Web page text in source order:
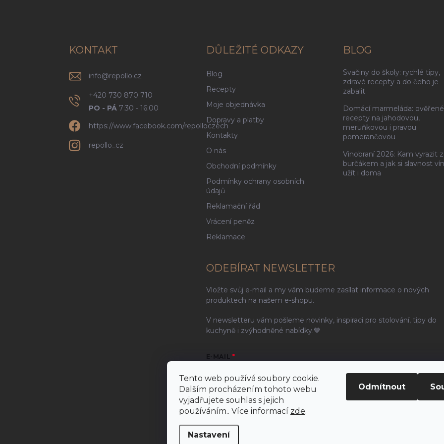
Tento web používá soubory cookie.
Dalším procházením tohoto webu
vyjadřujete souhlas s jejich
používáním.. Více informací zde.
Nastavení
Odmítnout
KONTAKT
info@repollo.cz
+420 730 870 710
PO - PÁ 7:30 - 16:00
https://www.facebook.com/repolloczech
repollo_cz
DŮLEŽITÉ ODKAZY
Blog
Recepty
Moje objednávka
Dopravy a platby
Kontakty
O nás
Obchodní podmínky
Podmínky ochrany osobních
údajů
Reklamační řád
Vrácení peněz
Reklamace
BLOG
Svačiny do školy: rychlé tipy,
zdravé recepty a do čeho je
zabalit
Domácí marmeláda: ověřené
recepty na jahodovou,
meruňkovou i pravou
pomerančovou
Vinobraní 2026: Kam vyrazit
burčákem a jak si slavnost
užít i doma
ODEBÍRAT NEWSLETTER
Vložte svůj e-mail a my vám budeme zasílat informace o nových
produktech na našem e-shopu.
V newsletteru vám pošleme novinky, inspiraci pro stolování, tipy do
kuchyně i zvýhodněné nabídky.🤎
E-MAIL
Vložením e-mailu souhlasíte s
Přihlásit se